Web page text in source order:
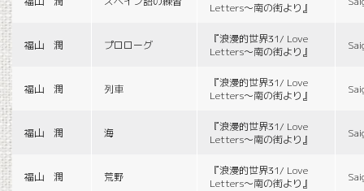
Letters〜南の街より』
福山 潤 プロローグ
『浪漫的世界31/ Love
Letters〜南の街より』
福山 潤 列車
『浪漫的世界31/ Love
Letters〜南の街より』
福山 潤 海
『浪漫的世界31/ Love
Letters〜南の街より』
福山 潤 荒野
『浪漫的世界31/ Love
Letters〜南の街より』